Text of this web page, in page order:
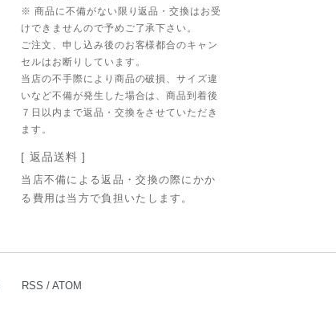
※ 商品に不備がない限り返品・交換はお受
けできませんので予めご了承下さい。
ご注文、申し込み後のお客様都合のキャン
セルはお断りしています。
当店の不手際により商品の破損、サイズ違
いなど不備が発生した場合は、商品到着後
７日以内まで返品・交換をさせていただき
ます。
[ 返品送料 ]
当店不備による返品・交換の際にかか
る費用は当方で負担いたします。
RSS / ATOM